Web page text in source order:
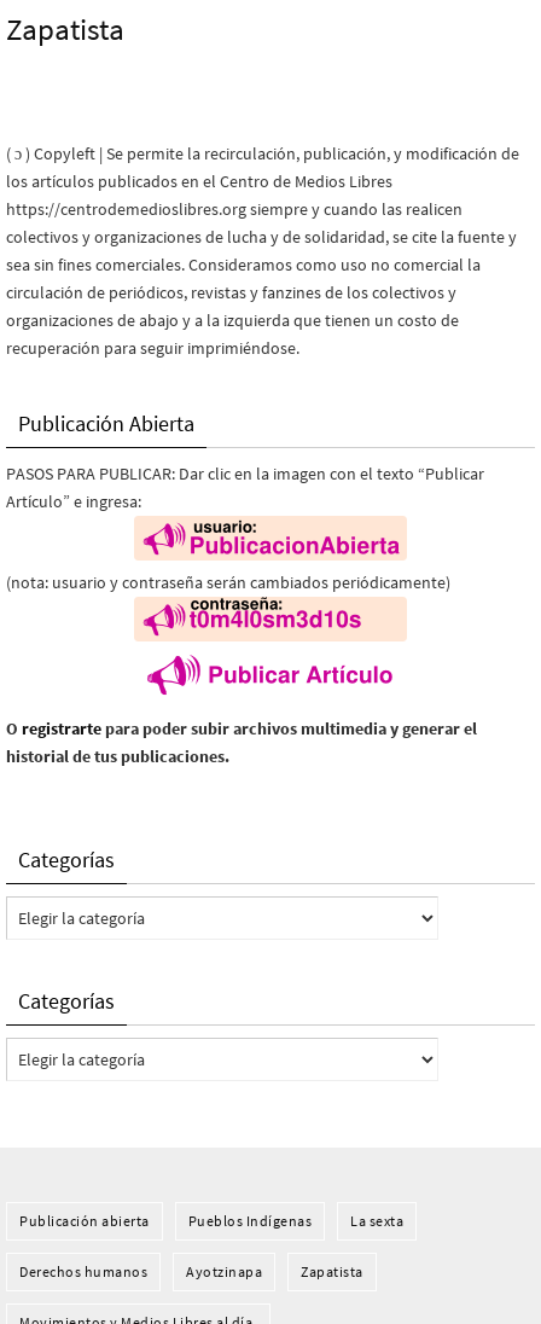
Zapatista
( ɔ ) Copyleft | Se permite la recirculación, publicación, y modificación de
los artículos publicados en el Centro de Medios Libres
https://centrodemedioslibres.org siempre y cuando las realicen
colectivos y organizaciones de lucha y de solidaridad, se cite la fuente y
sea sin fines comerciales. Consideramos como uso no comercial la
circulación de periódicos, revistas y fanzines de los colectivos y
organizaciones de abajo y a la izquierda que tienen un costo de
recuperación para seguir imprimiéndose.
Publicación Abierta
PASOS PARA PUBLICAR: Dar clic en la imagen con el texto “Publicar
Artículo” e ingresa:
(nota: usuario y contraseña serán cambiados periódicamente)
O registrarte para poder subir archivos multimedia y generar el
historial de tus publicaciones.
Categorías
Categorías
Categorías
Categorías
Publicación abierta Pueblos Indí­genas La sexta
Derechos humanos Ayotzinapa Zapatista